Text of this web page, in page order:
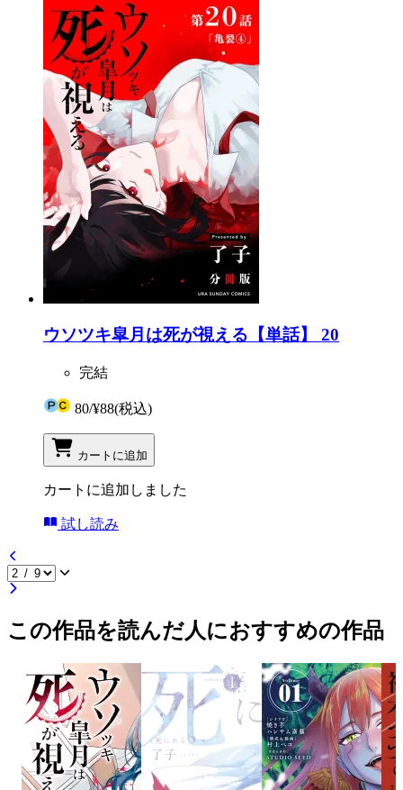
ウソツキ皐月は死が視える【単話】 20
完結
80/¥88(税込)
カートに追加
カートに追加しました
試し読み
この作品を読んだ人におすすめの作品